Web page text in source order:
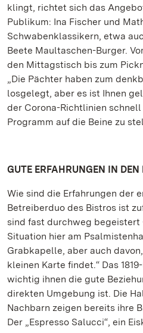
klingt, richtet sich das
Publikum: Ina Fischer und
Schwabenklassikern, etwa
Beete Maultaschen-Burger.
den Mittagstisch bis zum
„Die Pächter haben zum
losgelegt, aber es ist Ihnen
der Corona-Richtlinien
Programm auf die Beine zu
GUTE ERFAHRUNGEN IN DEN
Wie sind die Erfahrungen der
Betreiberduo des Bistros ist
sind fast durchweg begeistert
Situation hier am
Grabkapelle, aber auch
kleinen Karte findet.“ Das
wichtig ihnen die gute
direkten Umgebung ist. Die
Nachbarn zeigen bereits ihre
Der „Espresso Salucci“, ein